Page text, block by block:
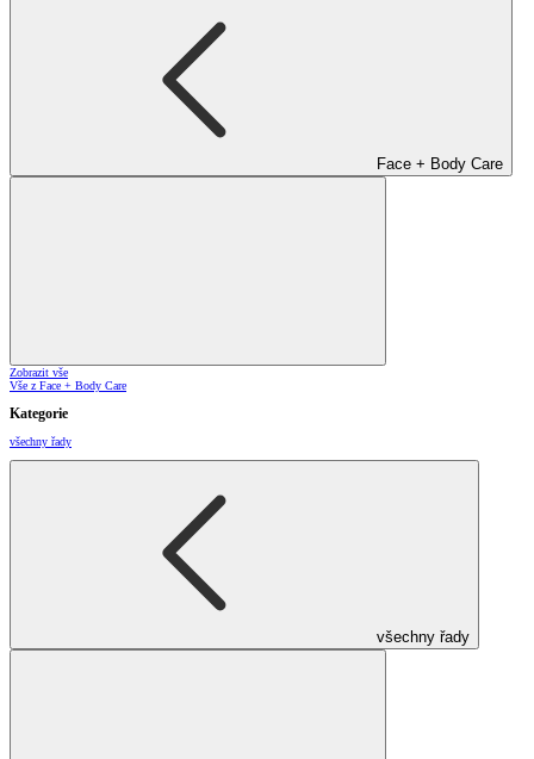
Face + Body Care
Zobrazit vše
Vše z Face + Body Care
Kategorie
všechny řady
všechny řady